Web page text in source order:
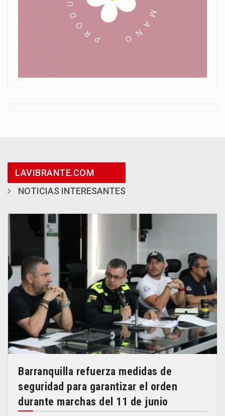
LAVIBRANTE.COM
NOTICIAS INTERESANTES
Barranquilla refuerza medidas de
seguridad para garantizar el orden
durante marchas del 11 de junio